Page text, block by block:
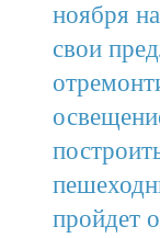
ноября
свои
пройдет